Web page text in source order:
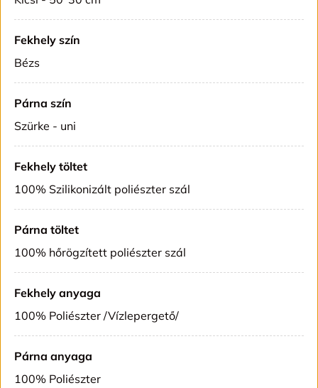
Fekhely szín
Bézs
Párna szín
Szürke - uni
Fekhely töltet
100% Szilikonizált poliészter szál
Párna töltet
100% hőrögzített poliészter szál
Fekhely anyaga
100% Poliészter /Vízlepergető/
Párna anyaga
100% Poliészter